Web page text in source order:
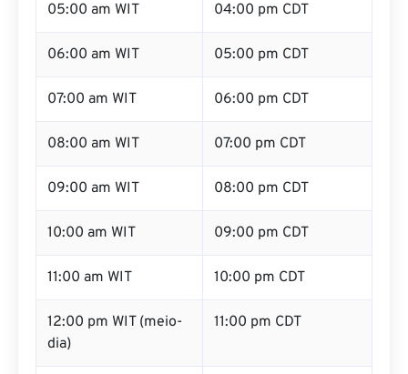
05:00 am WIT 04:00 pm CDT
06:00 am WIT 05:00 pm CDT
07:00 am WIT 06:00 pm CDT
08:00 am WIT 07:00 pm CDT
09:00 am WIT 08:00 pm CDT
10:00 am WIT 09:00 pm CDT
11:00 am WIT 10:00 pm CDT
12:00 pm WIT (meio-
dia)
11:00 pm CDT